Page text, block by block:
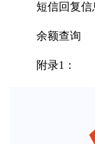
短信回复信
余额查询
附录1：